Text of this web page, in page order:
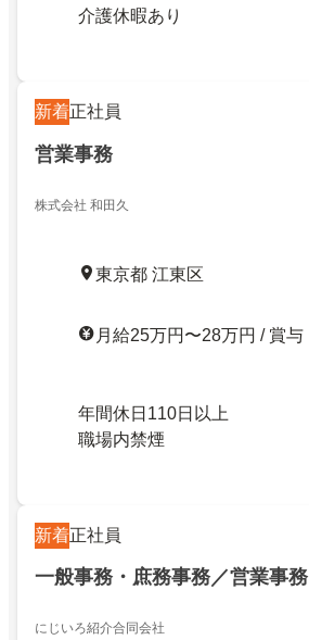
介護休暇あり
新着正社員
営業事務
株式会社 和田久
東京都 江東区
月給25万円〜28万円 / 賞与
年間休日110日以上
職場内禁煙
新着正社員
一般事務・庶務事務／営業事
にじいろ紹介合同会社